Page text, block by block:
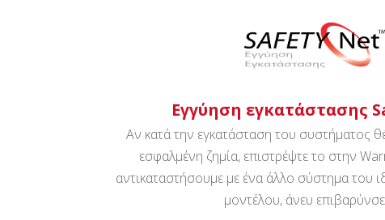
Εγγύηση εγκατάστασης
Αν κατά την εγκατάσταση του συστήματος
εσφαλμένη ζημία, επιστρέψτε το στην
αντικαταστήσουμε με ένα άλλο σύστημα του
μοντέλου, άνευ